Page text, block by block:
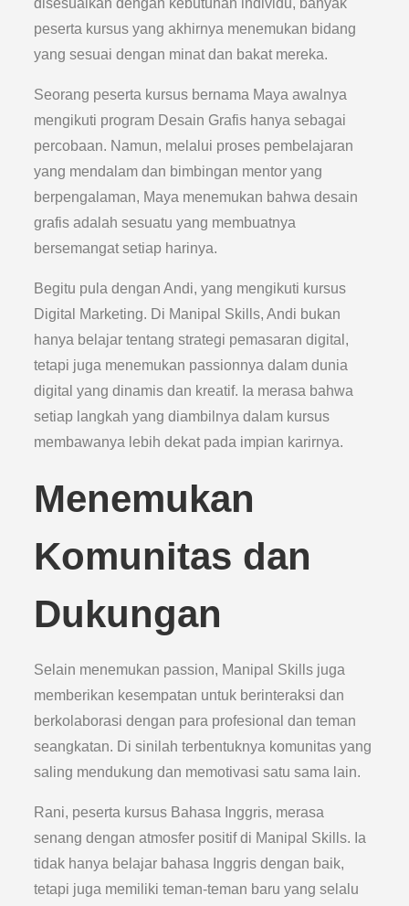
disesuaikan dengan kebutuhan individu, banyak
peserta kursus yang akhirnya menemukan bidang
yang sesuai dengan minat dan bakat mereka.
Seorang peserta kursus bernama Maya awalnya
mengikuti program Desain Grafis hanya sebagai
percobaan. Namun, melalui proses pembelajaran
yang mendalam dan bimbingan mentor yang
berpengalaman, Maya menemukan bahwa desain
grafis adalah sesuatu yang membuatnya
bersemangat setiap harinya.
Begitu pula dengan Andi, yang mengikuti kursus
Digital Marketing. Di Manipal Skills, Andi bukan
hanya belajar tentang strategi pemasaran digital,
tetapi juga menemukan passionnya dalam dunia
digital yang dinamis dan kreatif. Ia merasa bahwa
setiap langkah yang diambilnya dalam kursus
membawanya lebih dekat pada impian karirnya.
Menemukan
Komunitas dan
Dukungan
Selain menemukan passion, Manipal Skills juga
memberikan kesempatan untuk berinteraksi dan
berkolaborasi dengan para profesional dan teman
seangkatan. Di sinilah terbentuknya komunitas yang
saling mendukung dan memotivasi satu sama lain.
Rani, peserta kursus Bahasa Inggris, merasa
senang dengan atmosfer positif di Manipal Skills. Ia
tidak hanya belajar bahasa Inggris dengan baik,
tetapi juga memiliki teman-teman baru yang selalu